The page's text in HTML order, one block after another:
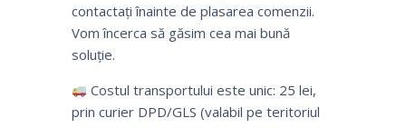
contactați înainte de plasarea comenzii.
Vom încerca să găsim cea mai bună
soluție.
Costul transportului este unic: 25 lei,
prin curier DPD/GLS (valabil pe teritoriul